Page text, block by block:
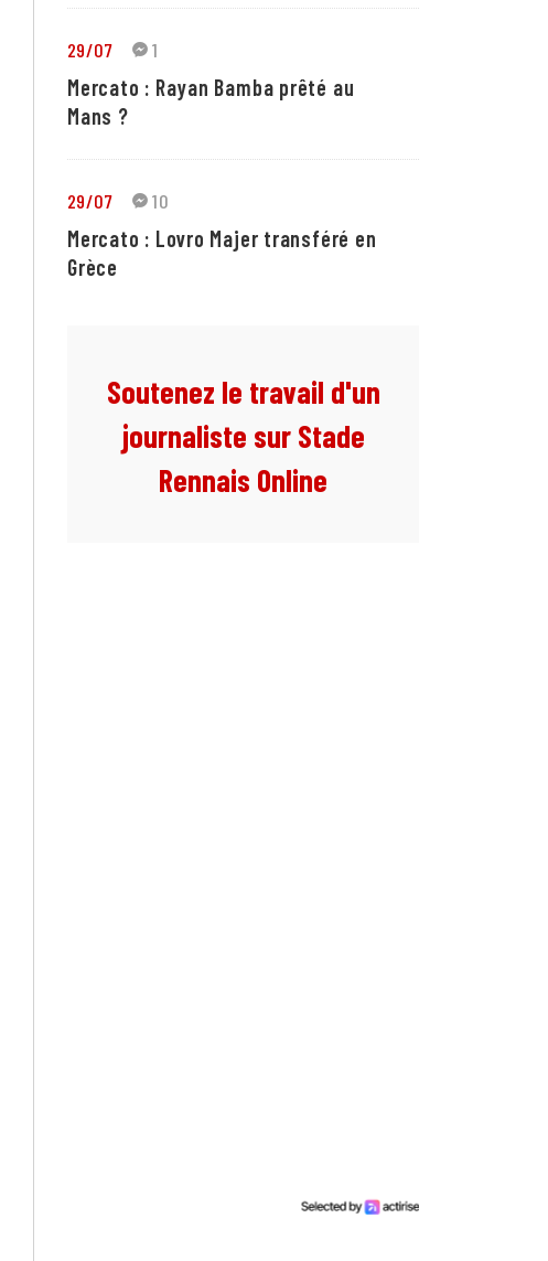
29/07 1
Mercato : Rayan Bamba prêté au
Mans ?
29/07 10
Mercato : Lovro Majer transféré en
Grèce
Soutenez le travail d'un
journaliste sur Stade
Rennais Online